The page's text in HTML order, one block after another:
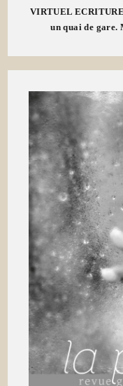
VIRTUEL
un quai de